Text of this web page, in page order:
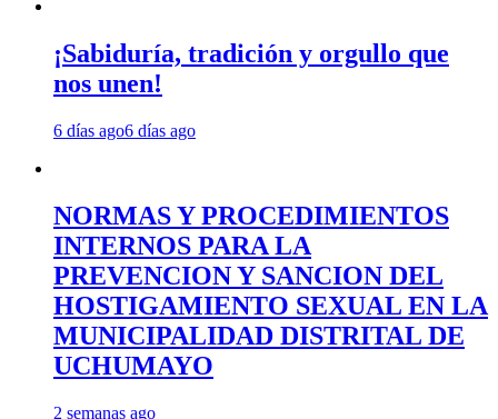
¡Sabiduría, tradición y orgullo que
nos unen!
6 días ago6 días ago
NORMAS Y PROCEDIMIENTOS
INTERNOS PARA LA
PREVENCION Y SANCION DEL
HOSTIGAMIENTO SEXUAL EN LA
MUNICIPALIDAD DISTRITAL DE
UCHUMAYO
2 semanas ago